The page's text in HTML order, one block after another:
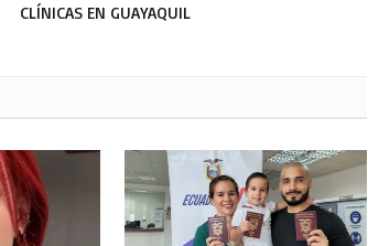
CLÍNICAS EN GUAYAQUIL